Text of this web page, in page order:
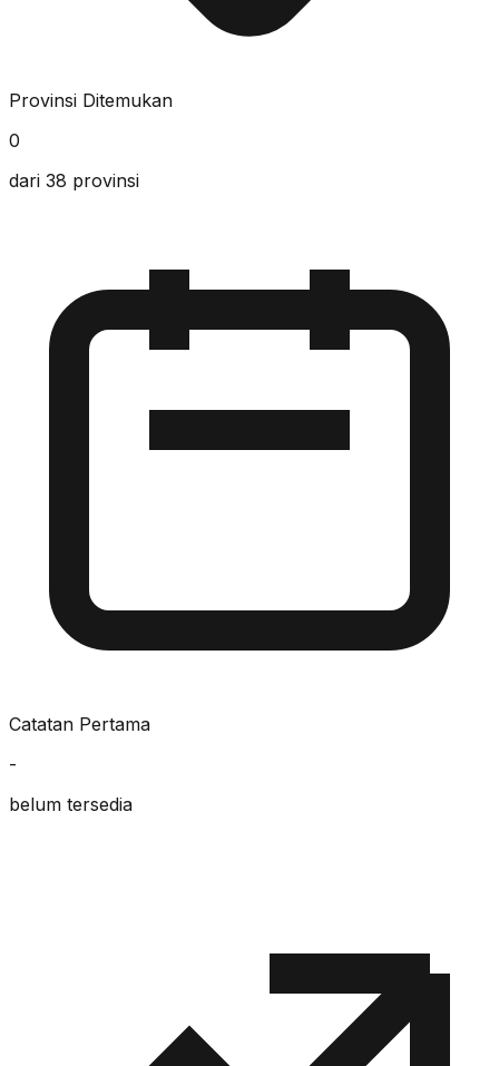
Provinsi Ditemukan
0
dari 38 provinsi
Catatan Pertama
-
belum tersedia